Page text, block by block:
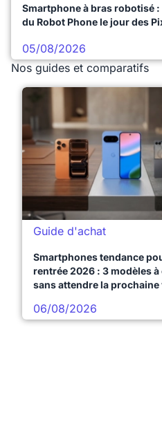
Smartphone à bras robotisé
du Robot Phone le jour des
05/08/2026
Nos guides et comparatifs
Guide d'achat
Smartphones tendance
rentrée 2026 : 3 modèles
sans attendre la prochaine
06/08/2026